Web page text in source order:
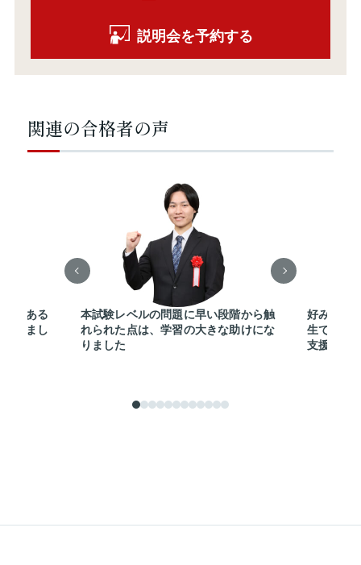
説明会を予約する
関連の合格者の声
である
しまし
本試験レベルの問題に早い段階から触
れられた点は、学習の大きな助けにな
りました
好みの講
生でも即
支援体制